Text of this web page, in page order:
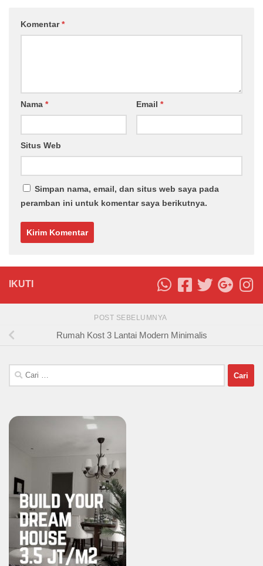
Komentar*
Nama * Email *
Situs Web
Simpan nama, email, dan situs web saya pada
peramban ini untuk komentar saya berikutnya.
IKUTI
POST SEBELUMNYA
Rumah Kost 3 Lantai Modern Minimalis
Cari
untuk: